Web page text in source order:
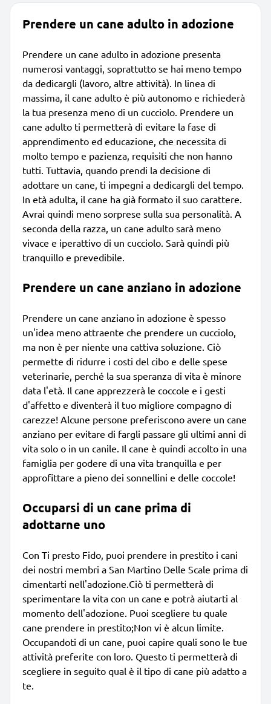
Prendere un cane adulto in adozione
Prendere un cane adulto in adozione presenta
numerosi vantaggi, soprattutto se hai meno tempo
da dedicargli (lavoro, altre attività). In linea di
massima, il cane adulto è più autonomo e richiederà
la tua presenza meno di un cucciolo. Prendere un
cane adulto ti permetterà di evitare la fase di
apprendimento ed educazione, che necessita di
molto tempo e pazienza, requisiti che non hanno
tutti. Tuttavia, quando prendi la decisione di
adottare un cane, ti impegni a dedicargli del tempo.
In età adulta, il cane ha già formato il suo carattere.
Avrai quindi meno sorprese sulla sua personalità. A
seconda della razza, un cane adulto sarà meno
vivace e iperattivo di un cucciolo. Sarà quindi più
tranquillo e prevedibile.
Prendere un cane anziano in adozione
Prendere un cane anziano in adozione è spesso
un'idea meno attraente che prendere un cucciolo,
ma non è per niente una cattiva soluzione. Ciò
permette di ridurre i costi del cibo e delle spese
veterinarie, perché la sua speranza di vita è minore
data l'età. Il cane apprezzerà le coccole e i gesti
d'affetto e diventerà il tuo migliore compagno di
carezze! Alcune persone preferiscono avere un cane
anziano per evitare di fargli passare gli ultimi anni di
vita solo o in un canile. Il cane è quindi accolto in una
famiglia per godere di una vita tranquilla e per
approfittare a pieno dei sonnellini e delle coccole!
Occuparsi di un cane prima di
adottarne uno
Con Ti presto Fido, puoi prendere in prestito i cani
dei nostri membri a San Martino Delle Scale prima di
cimentarti nell'adozione.Ciò ti permetterà di
sperimentare la vita con un cane e potrà aiutarti al
momento dell'adozione. Puoi scegliere tu quale
cane prendere in prestito;Non vi è alcun limite.
Occupandoti di un cane, puoi capire quali sono le tue
attività preferite con loro. Questo ti permetterà di
scegliere in seguito qual è il tipo di cane più adatto a
te.